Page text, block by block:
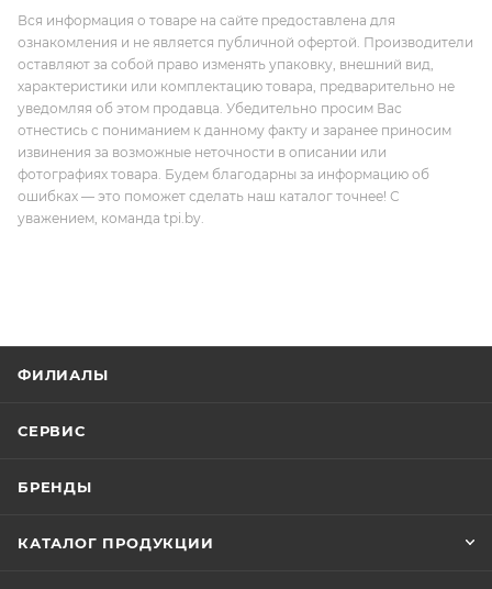
Вся информация о товаре на сайте предоставлена для
ознакомления и не является публичной офертой. Производители
оставляют за собой право изменять упаковку, внешний вид,
характеристики или комплектацию товара, предварительно не
уведомляя об этом продавца. Убедительно просим Вас
отнестись с пониманием к данному факту и заранее приносим
извинения за возможные неточности в описании или
фотографиях товара. Будем благодарны за информацию об
ошибках — это поможет сделать наш каталог точнее! С
уважением, команда tpi.by.
ФИЛИАЛЫ
СЕРВИС
БРЕНДЫ
КАТАЛОГ ПРОДУКЦИИ